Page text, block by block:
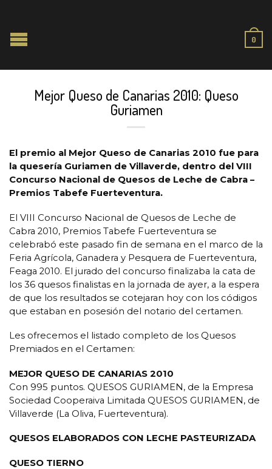
0
Mejor Queso de Canarias 2010: Queso
Guriamen
El premio al Mejor Queso de Canarias 2010 fue para
la quesería Guriamen de Villaverde, dentro del VIII
Concurso Nacional de Quesos de Leche de Cabra –
Premios Tabefe Fuerteventura.
El VIII Concurso Nacional de Quesos de Leche de
Cabra 2010, Premios Tabefe Fuerteventura se
celebrabó este pasado fin de semana en el marco de la
Feria Agrícola, Ganadera y Pesquera de Fuerteventura,
Feaga 2010. El jurado del concurso finalizaba la cata de
los 36 quesos finalistas en la jornada de ayer, a la espera
de que los resultados se cotejaran hoy con los códigos
que estaban en posesión del notario del certamen.
Les ofrecemos el listado completo de los Quesos
Premiados en el Certamen:
MEJOR QUESO DE CANARIAS 2010
Con 995 puntos. QUESOS GURIAMEN, de la Empresa
Sociedad Cooperaiva Limitada QUESOS GURIAMEN, de
Villaverde (La Oliva, Fuerteventura).
QUESOS ELABORADOS CON LECHE PASTEURIZADA
QUESO TIERNO